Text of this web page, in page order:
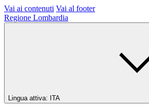
Vai ai contenuti Vai al footer
Regione Lombardia
Lingua attiva: ITA